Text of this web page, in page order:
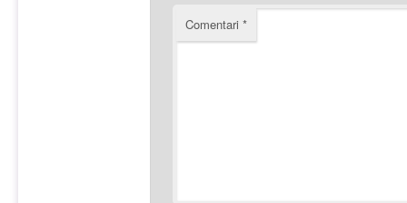
Comentari *